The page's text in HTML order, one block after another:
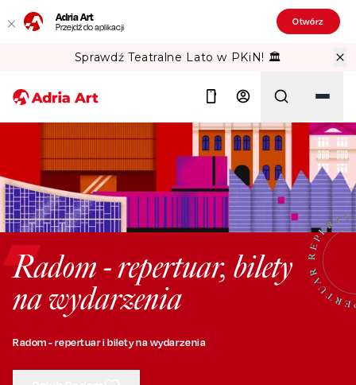
Adria Art
Przejdź do aplikacji Otwórz
Sprawdź Teatralne Lato w PKiN! 🏛️
Szukaj
Radom - repertuar, bilety
na wydarzenia
Radom - repertuar i bilety na wydarzenia